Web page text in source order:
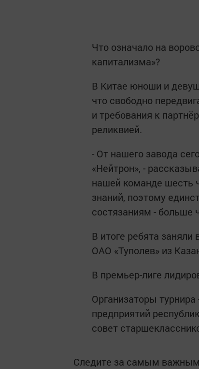
Что означало на
капитализма»?
В Китае юноши и
что свободно
и требования к
реликвией.
- От нашего завода
«Нейтрон», -
нашей команде шесть
знаний, поэтому
состязаниям - больше
В итоге ребята заняли
ОАО «Туполев» из
В премьер-лиге
Организаторы
предприятий
совет
Следите за самым важным